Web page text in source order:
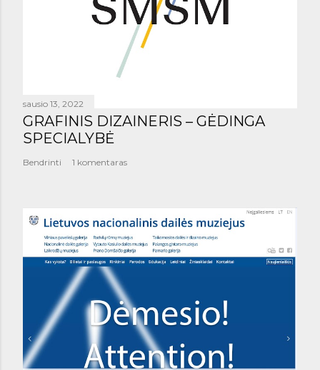
sausio 13, 2022
GRAFINIS DIZAINERIS – GĖDINGA
SPECIALYBĖ
Bendrinti 1 komentaras